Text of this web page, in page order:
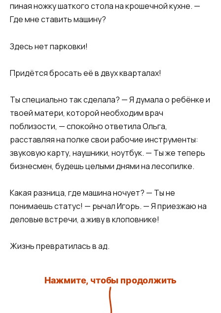
пиная ножку шаткого стола на крошечной кухне. —
Где мне ставить машину?
Здесь нет парковки!
Придётся бросать её в двух кварталах!
Ты специально так сделала? — Я думала о ребёнке и
твоей матери, которой необходим врач
поблизости, — спокойно ответила Ольга,
расставляя на полке свои рабочие инструменты:
звуковую карту, наушники, ноутбук. — Ты же теперь
бизнесмен, будешь целыми днями на лесопилке.
Какая разница, где машина ночует? — Ты не
понимаешь статус! — рычал Игорь. — Я приезжаю на
деловые встречи, а живу в клоповнике!
Жизнь превратилась в ад.
Нажмите, чтобы продолжить